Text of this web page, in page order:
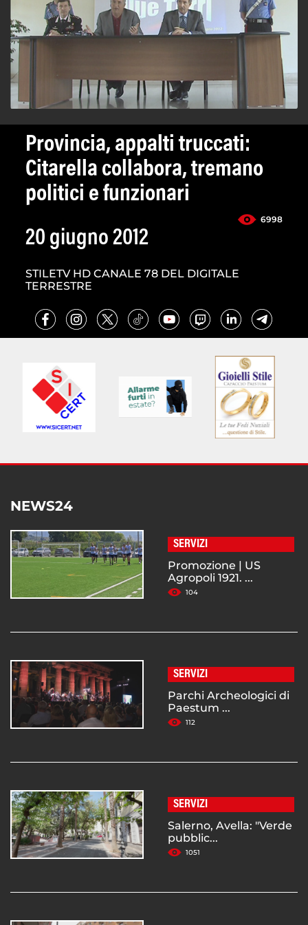
Provincia, appalti truccati:
Citarella collabora, tremano
politici e funzionari
6998
20 giugno 2012
STILETV HD CANALE 78 DEL DIGITALE
TERRESTRE
NEWS24
SERVIZI
Promozione | US
Agropoli 1921. ...
104
SERVIZI
Parchi Archeologici di
Paestum ...
112
SERVIZI
Salerno, Avella: "Verde
pubblic...
1051